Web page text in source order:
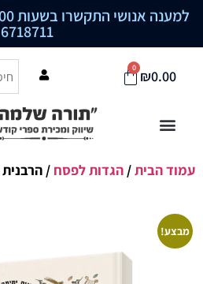
למענה אנושי התקשרו בשעות 09:00-19:00 לטלפון
6718711
₪0.00
0
עמוד הבית/ הגדות לפסח /
מבצע!